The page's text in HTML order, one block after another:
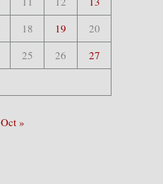
18 19
20
25 26
27
Oct »